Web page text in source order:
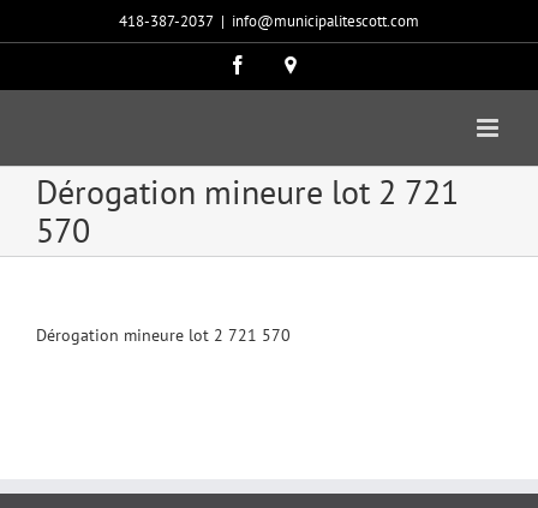
418-387-2037 | info@municipalitescott.com
Facebook
Carte
Dérogation mineure lot 2 721
570
Dérogation mineure lot 2 721 570